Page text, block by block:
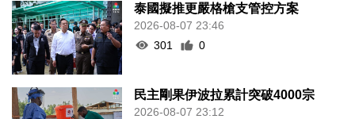
泰國擬推更嚴格槍支管控方案
2026-08-07 23:46
301
0
民主剛果伊波拉累計突破4000宗
2026-08-07 23:12